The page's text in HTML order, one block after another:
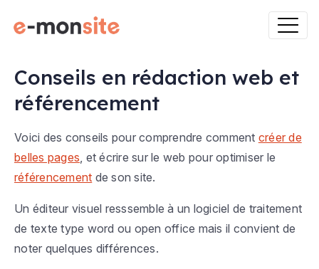
Conseils en rédaction web et
référencement
Voici des conseils pour comprendre comment créer de
belles pages , et écrire sur le web pour optimiser le
référencement de son site.
Un éditeur visuel resssemble à un logiciel de traitement
de texte type word ou open office mais il convient de
noter quelques différences.